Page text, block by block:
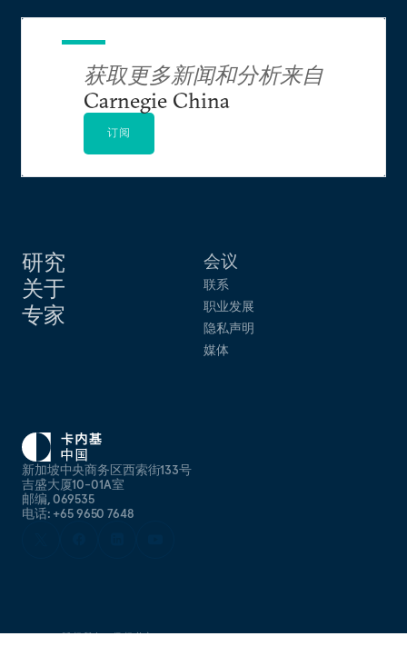
新加坡中央商务区西索街133号
吉盛大厦10-01A室
邮编, 069535
电话: +65 9650 7648
研究
关于
专家
会议
联系
职业发展
隐私声明
媒体
获取更多新闻和分析来自
Carnegie China
订阅
©2026 版权所有，侵权必究